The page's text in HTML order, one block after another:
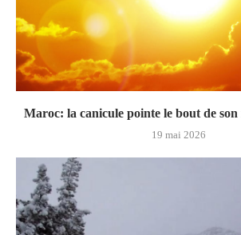
Maroc: la canicule pointe le bout de son
19 mai 2026